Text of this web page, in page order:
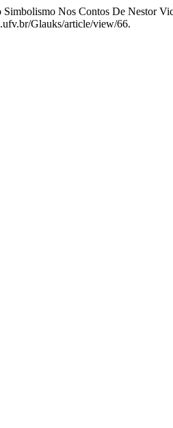
Simbolismo Nos Contos De Nestor
Glauks/article/view/66.